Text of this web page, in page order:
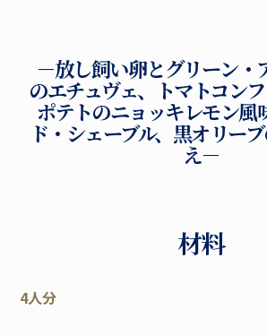
－放し飼い卵とグリーン・
のエチュヴェ、トマトコン
ポテトのニョッキレモン風
ド・シェーブル、黒オリー
え－
材料
4人分